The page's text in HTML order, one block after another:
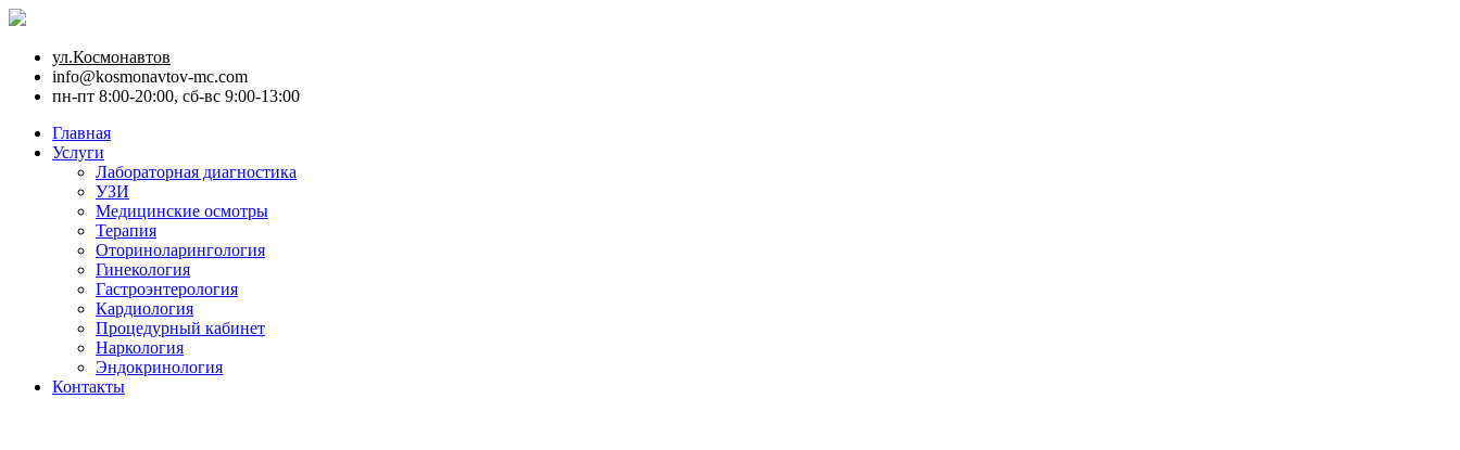
ул.Космонавтов
info@kosmonavtov-mc.com
пн-пт 8:00-20:00, сб-вс 9:00-13:00
Главная
Услуги
Лабораторная диагностика
УЗИ
Медицинские осмотры
Терапия
Оториноларингология
Гинекология
Гастроэнтерология
Кардиология
Процедурный кабинет
Наркология
Эндокринология
Контакты